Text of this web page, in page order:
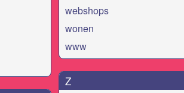
webshops
wonen
www
Z